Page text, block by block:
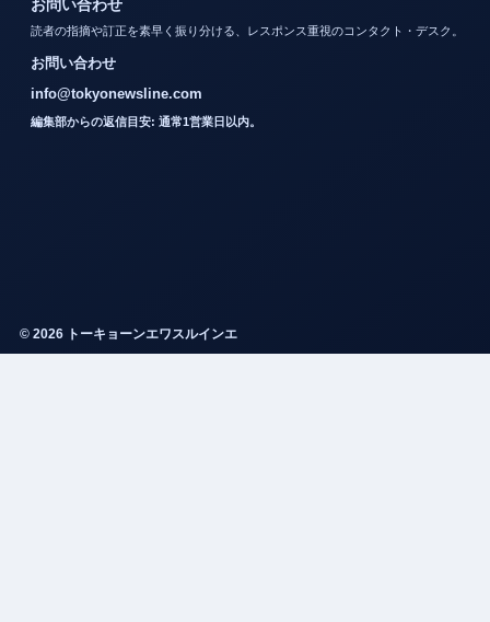
お問い合わせ
読者の指摘や訂正を素早く振り分ける、レスポンス重視のコンタクト・デスク。
お問い合わせ
info@tokyonewsline.com
編集部からの返信目安: 通常1営業日以内。
© 2026 トーキョーンエワスルインエ